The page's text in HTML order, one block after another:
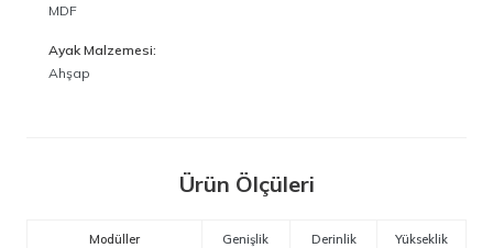
MDF
Ayak Malzemesi:
Ahşap
Ürün Ölçüleri
Modüller Genişlik Derinlik Yükseklik